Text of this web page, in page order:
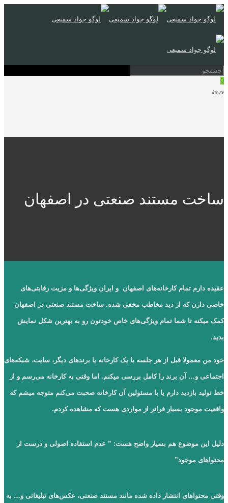
0
ورود
ساخت مستند صنعتی در اصفهان
عقیده دارم تمام کارخانه‌های اصفهان و ایران ویژگی‌ها و مزیت رقابتی‌های
خاصی دارن که از دید مخاطب مخفی شده. ساخت مستند صنعتی در اصفهان
کمک میکنه تا شما تمام ویژگی‌های خاص خودتون رو به بهترین شکل نمایش
بدید.
خود من معمولا قبل از هر جلسه با یک کارخانه یا برندهای دیگر، سایت، شبکه‌های
اجتماعی و… آن برند را کامل بررسی میکنم. اما وقتی به کارخانه می‌رسم و از
خط تولید بازدید دارم یا با مسئولین آن کارخانه صحبت می‌کنم متوجه میشم که
واقعیت موجود بسیار فراتر از مواردی هست که مشاهده کردم.
دلیل این موضوع هم بسیار واضح هست: ” عدم استفاده اصولی و درست از
محتواهای موجود”
وقتی محتواهای انتشار داده شده مانند مستند صنعتی، عکس‌های تبلیغاتی و… به